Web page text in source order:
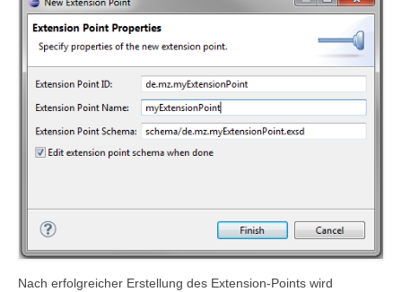
Nach erfolgreicher Erstellung des Extension-Points wird